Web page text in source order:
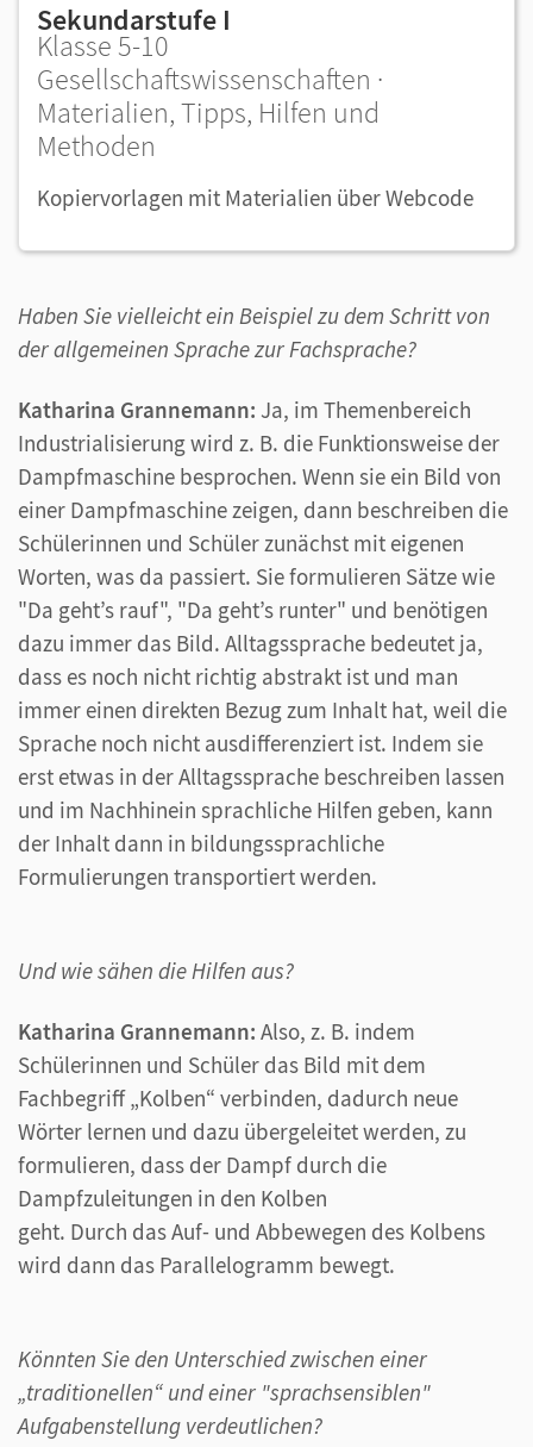
Sekundarstufe I
Klasse 5-10
Gesellschaftswissenschaften ·
Materialien, Tipps, Hilfen und
Methoden
Kopiervorlagen mit Materialien über Webcode
Haben Sie vielleicht ein Beispiel zu dem Schritt von
der allgemeinen Sprache zur Fachsprache?
Katharina Grannemann: Ja, im Themenbereich
Industrialisierung wird z. B. die Funktionsweise der
Dampfmaschine besprochen. Wenn sie ein Bild von
einer Dampfmaschine zeigen, dann beschreiben die
Schülerinnen und Schüler zunächst mit eigenen
Worten, was da passiert. Sie formulieren Sätze wie
"Da geht’s rauf", "Da geht’s runter" und benötigen
dazu immer das Bild. Alltagssprache bedeutet ja,
dass es noch nicht richtig abstrakt ist und man
immer einen direkten Bezug zum Inhalt hat, weil die
Sprache noch nicht ausdifferenziert ist. Indem sie
erst etwas in der Alltagssprache beschreiben lassen
und im Nachhinein sprachliche Hilfen geben, kann
der Inhalt dann in bildungssprachliche
Formulierungen transportiert werden.
Und wie sähen die Hilfen aus?
Katharina Grannemann: Also, z. B. indem
Schülerinnen und Schüler das Bild mit dem
Fachbegriff „Kolben“ verbinden, dadurch neue
Wörter lernen und dazu übergeleitet werden, zu
formulieren, dass der Dampf durch die
Dampfzuleitungen in den Kolben
geht. Durch das Auf- und Abbewegen des Kolbens
wird dann das Parallelogramm bewegt.
Könnten Sie den Unterschied zwischen einer
„traditionellen“ und einer "sprachsensiblen"
Aufgabenstellung verdeutlichen?